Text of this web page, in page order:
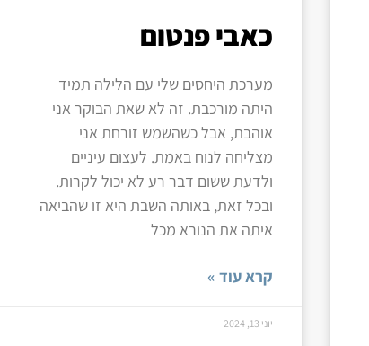
כאבי פנטום
מערכת היחסים שלי עם הלילה תמיד
היתה מורכבת. זה לא שאת הבוקר אני
אוהבת, אבל כשהשמש זורחת אני
מצליחה לנוח באמת. לעצום עיניים
ולדעת ששום דבר רע לא יכול לקרות.
ובכל זאת, באותה השבת היא זו שהביאה
איתה את הנורא מכל
קרא עוד »
יוני 13, 2024